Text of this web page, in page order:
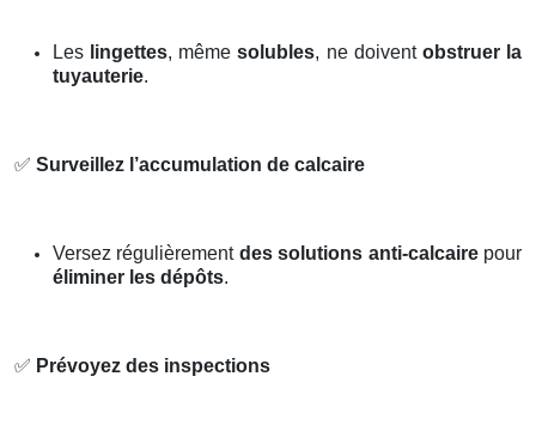
Les lingettes, mêmesolubles, ne doivent obstruer la
tuyauterie.
✅ Surveillez l’accumulation de calcaire
Versez régulièrement des solutions anti-calcairepour
éliminer les dépôts.
✅ Prévoyez des inspections